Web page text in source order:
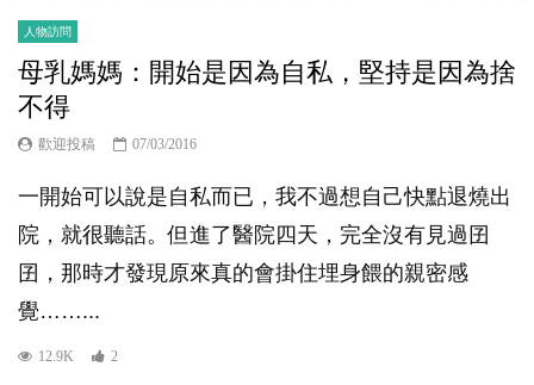
人物訪問
母乳媽媽：開始是因為自私，堅持是因為捨
不得
歡迎投稿 07/03/2016
一開始可以說是自私而已，我不過想自己快點退燒出
院，就很聽話。但進了醫院四天，完全沒有見過囝
囝，那時才發現原來真的會掛住埋身餵的親密感
覺……...
12.9K 2